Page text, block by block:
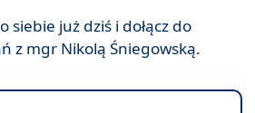
siebie już dziś i dołącz do
z mgr Nikolą Śniegowską.